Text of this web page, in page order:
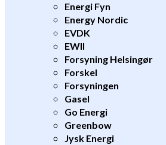
Energi Fyn
Energy Nordic
EVDK
EWII
Forsyning Helsingør
Forskel
Forsyningen
Gasel
Go Energi
Greenbow
Jysk Energi